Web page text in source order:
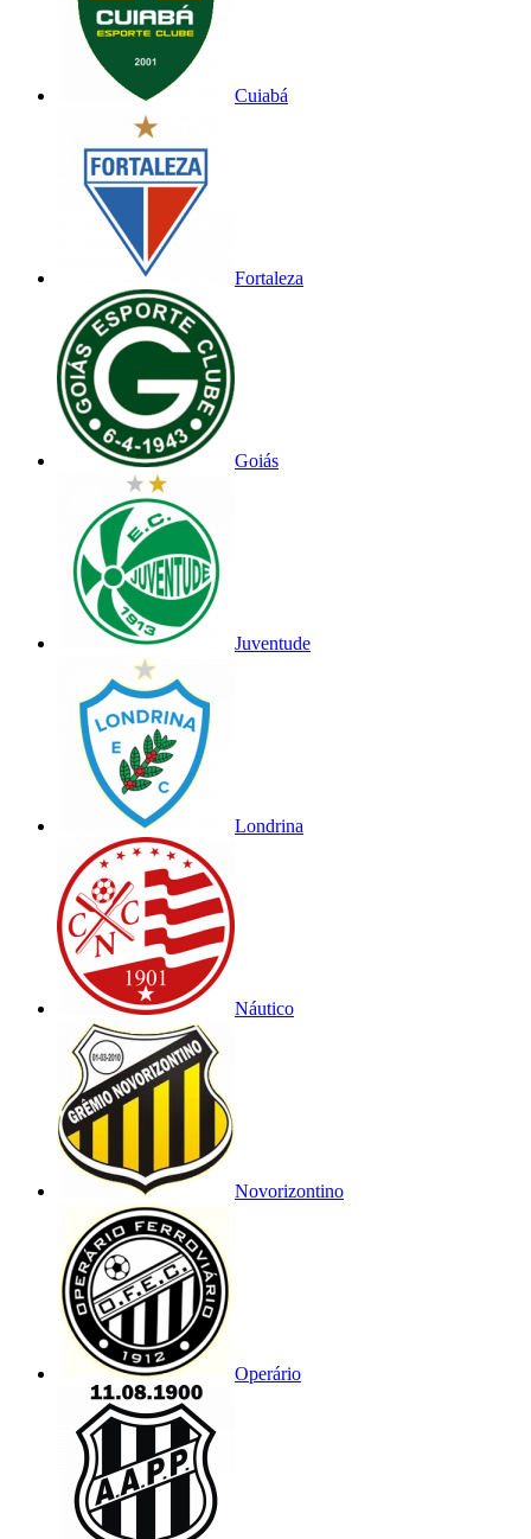
Cuiabá
Fortaleza
Goiás
Juventude
Londrina
Náutico
Novorizontino
Operário